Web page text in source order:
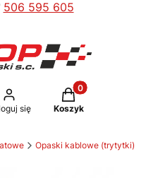
506 595 605
się
Produkty w
Koszyk
Opaski kablowe (trytytki)